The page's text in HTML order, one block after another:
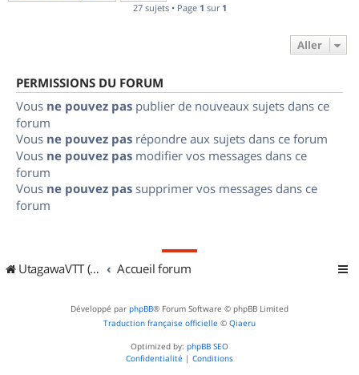
27 sujets • Page 1 sur 1
Aller
PERMISSIONS DU FORUM
Vous ne pouvez pas publier de nouveaux sujets dans ce
forum
Vous ne pouvez pas répondre aux sujets dans ce forum
Vous ne pouvez pas modifier vos messages dans ce
forum
Vous ne pouvez pas supprimer vos messages dans ce
forum
UtagawaVTT (Randos VTT et VTTAE avec traces GPS) Accueil forum
Développé par phpBB® Forum Software © phpBB Limited
Traduction française officielle © Qiaeru
Optimized by: phpBB SEO
Confidentialité | Conditions